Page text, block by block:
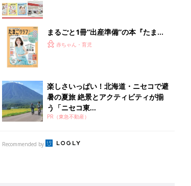
離乳食はいつから？進め方は？「たまひよ きほんの離
授乳の悩みや初めての離乳食作りに役立つ
子育てとお金
妊娠・出産・育児にかかる費用やもらえる補助
金・助成金を解説